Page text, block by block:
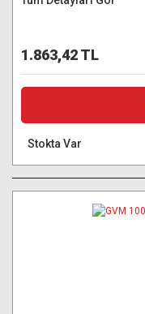
1.863,42 TL
Stokta Var